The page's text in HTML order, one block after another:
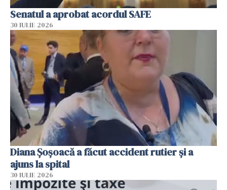
Senatul a aprobat acordul SAFE
30 IULIE 2026
Diana Șoșoacă a făcut accident rutier și a
ajuns la spital
30 IULIE 2026